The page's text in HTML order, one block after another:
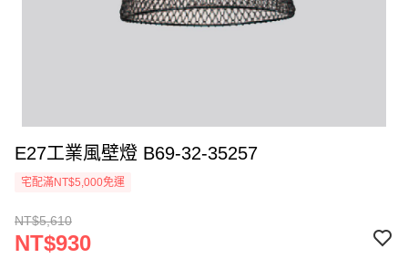
E27工業風壁燈 B69-32-35257
宅配滿NT$5,000免運
NT$5,610
NT$930